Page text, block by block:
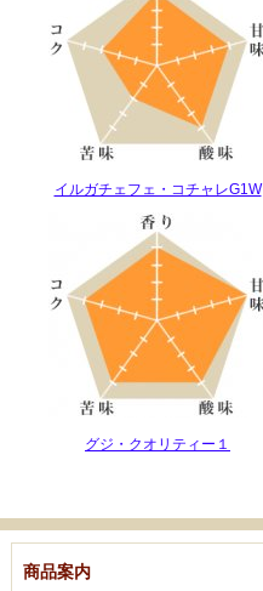
イルガチェフェ・コチャレG1W
グジ・クオリティー１
商品案内